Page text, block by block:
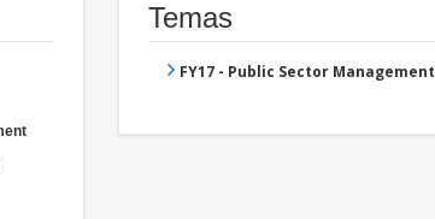
Temas
FY17 - Public Sector Management